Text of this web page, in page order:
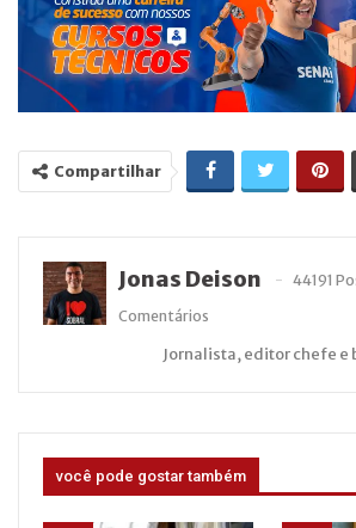
Compartilhar
Jonas Deison
44191
Comentários
Jornalista, editor chefe e
você pode gostar também